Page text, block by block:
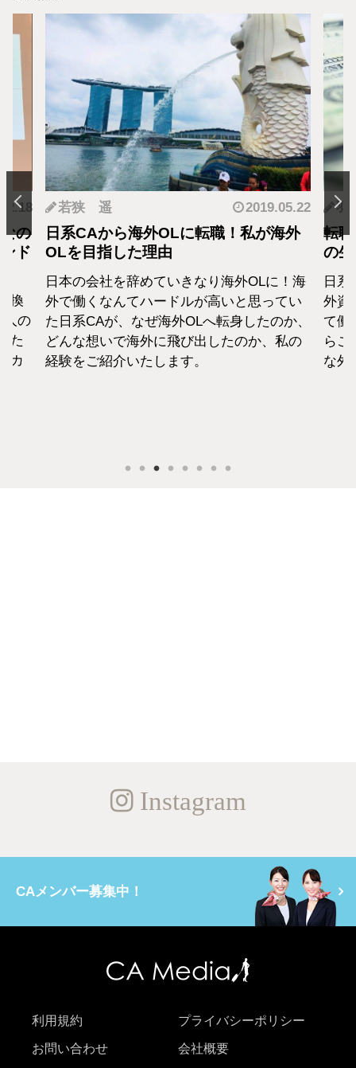
外
い
か、
の
羽蘭 2018.01.04
転職・社会人経験ありの外資系CA！そ
の生活設計はどうなってる？
日系エアラインと違い新卒での募集がない
外資系のエアラインは、すでに社会人とし
て働いた経験をもつCAがほぼすべて。だか
らこそ、それぞれの考えも違います。そん
な外資系CAのお金事情をお話します。
神
転
者
終
から
紹介
Instagram
CAメンバー募集中！
利用規約 プライバシーポリシー
お問い合わせ 会社概要